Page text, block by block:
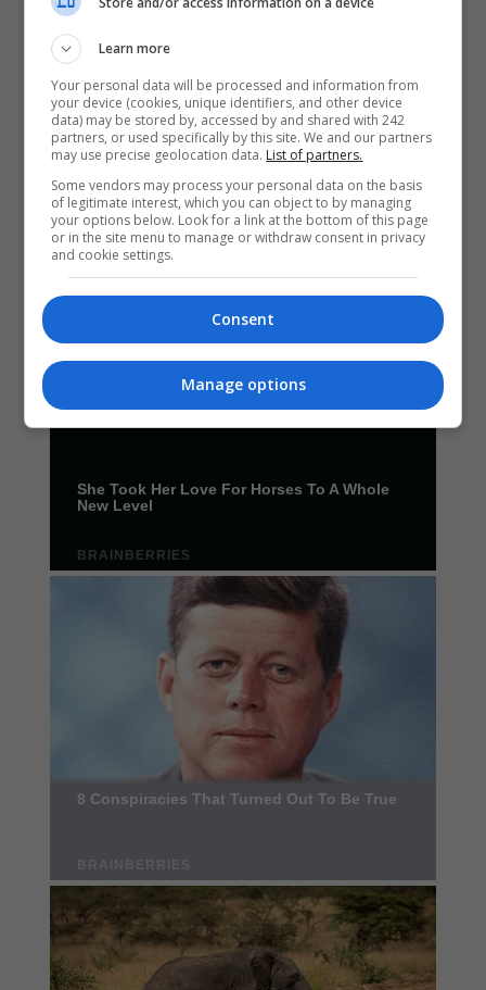
Learn more
Your personal data will be processed and information from
your device (cookies, unique identifiers, and other device
data) may be stored by, accessed by and shared with 242
partners, or used specifically by this site. We and our partners
may use precise geolocation data. List of partners.
Some vendors may process your personal data on the basis
of legitimate interest, which you can object to by managing
your options below. Look for a link at the bottom of this page
or in the site menu to manage or withdraw consent in privacy
and cookie settings.
Consent
Manage options